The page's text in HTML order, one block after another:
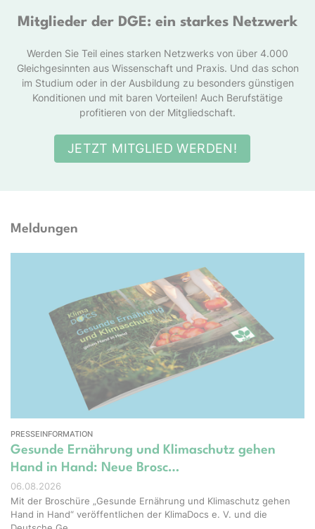
Mitglieder der DGE: ein starkes Netzwerk
Werden Sie Teil eines starken Netzwerks von über 4.000
Gleichgesinnten aus Wissenschaft und Praxis. Und das schon
im Studium oder in der Ausbildung zu besonders günstigen
Konditionen und mit baren Vorteilen! Auch Berufstätige
profitieren von der Mitgliedschaft.
JETZT MITGLIED WERDEN!
Meldungen
PRESSEINFORMATION
Gesunde Ernährung und Klimaschutz gehen
Hand in Hand: Neue Brosc…
06.08.2026
Mit der Broschüre „Gesunde Ernährung und Klimaschutz gehen
Hand in Hand“ veröffentlichen der KlimaDocs e. V. und die